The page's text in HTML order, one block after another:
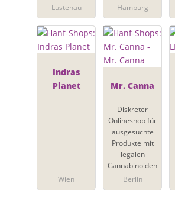
Lustenau Hamburg
Indras
Planet
Wien
Mr. Canna
Diskreter
Onlineshop für
ausgesuchte
Produkte mit
legalen
Cannabinoiden
Berlin